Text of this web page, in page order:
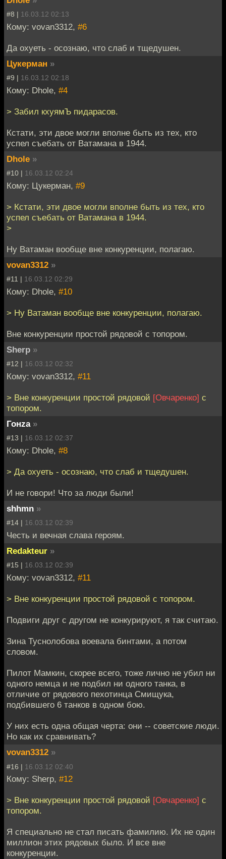
#8 | 16.03.12 02:13
Кому: vovan3312, #6
Да охуеть - осознаю, что слаб и тщедушен.
Цукерман »
#9 | 16.03.12 02:18
Кому: Dhole, #4
> Забил кхуямЪ пидарасов.
Кстати, эти двое могли вполне быть из тех, кто
успел съебать от Ватамана в 1944.
Dhole »
#10 | 16.03.12 02:24
Кому: Цукерман, #9
> Кстати, эти двое могли вполне быть из тех, кто
успел съебать от Ватамана в 1944.
>
Ну Ватаман вообще вне конкуренции, полагаю.
vovan3312 »
#11 | 16.03.12 02:29
Кому: Dhole, #10
> Ну Ватаман вообще вне конкуренции, полагаю.
Вне конкуренции простой рядовой с топором.
Sherp »
#12 | 16.03.12 02:32
Кому: vovan3312, #11
> Вне конкуренции простой рядовой [Овчаренко] с
топором.
Гонzа »
#13 | 16.03.12 02:37
Кому: Dhole, #8
> Да охуеть - осознаю, что слаб и тщедушен.
И не говори! Что за люди были!
shhmn »
#14 | 16.03.12 02:39
Честь и вечная слава героям.
Redakteur »
#15 | 16.03.12 02:39
Кому: vovan3312, #11
> Вне конкуренции простой рядовой с топором.
Подвиги друг с другом не конкурируют, я так считаю.
Зина Туснолобова воевала бинтами, а потом
словом.
Пилот Мамкин, скорее всего, тоже лично не убил ни
одного немца и не подбил ни одного танка, в
отличие от рядового пехотинца Смищука,
подбившего 6 танков в одном бою.
У них есть одна общая черта: они -- советские люди.
Но как их сравнивать?
vovan3312 »
#16 | 16.03.12 02:40
Кому: Sherp, #12
> Вне конкуренции простой рядовой [Овчаренко] с
топором.
Я специально не стал писать фамилию. Их не один
миллион этих рядовых было. И все вне
конкуренции.